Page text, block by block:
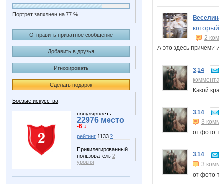
Портрет заполнен на 77 %
Отправить приватное сообщение
Добавить в друзья
Игнорировать
Сделать подарок
Боевые искусства
популярность:
22976 место
-6 ↓
рейтинг 1133 ?
Привилегированный
пользователь 2
уровня
2
А это здесь
3,14
Какой
3,14
3
от фото
3,14
3
от фото